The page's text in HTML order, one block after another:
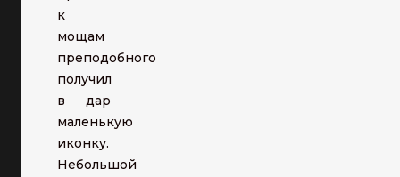
к
мощам
преподобного
получил
в дар
маленькую
иконку.
Небольшой